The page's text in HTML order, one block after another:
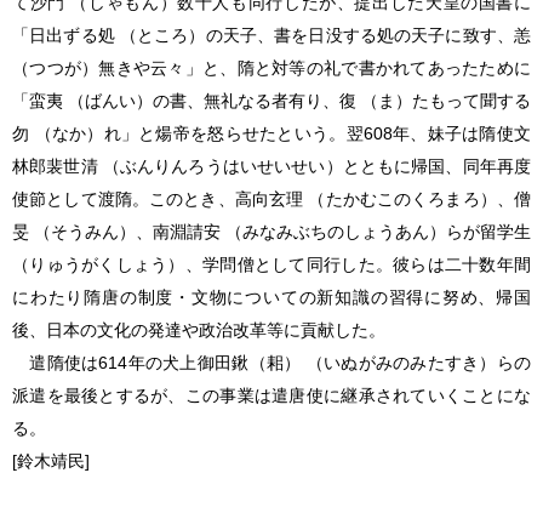
「日出ずる処 （ところ）の天子、書を日没する処の天子に致す、恙
（つつが）無きや云々」と、隋と対等の礼で書かれてあったために
「蛮夷 （ばんい）の書、無礼なる者有り、復 （ま）たもって聞する
勿 （なか）れ」と煬帝を怒らせたという。翌608年、妹子は隋使文
林郎裴世清 （ぶんりんろうはいせいせい）とともに帰国、同年再度
使節として渡隋。このとき、高向玄理 （たかむこのくろまろ）、僧
旻 （そうみん）、南淵請安 （みなみぶちのしょうあん）らが留学生
（りゅうがくしょう）、学問僧として同行した。彼らは二十数年間
にわたり隋唐の制度・文物についての新知識の習得に努め、帰国
後、日本の文化の発達や政治改革等に貢献した。
遣隋使は614年の犬上御田鍬（耜） （いぬがみのみたすき）らの
派遣を最後とするが、この事業は遣唐使に継承されていくことにな
る。
[鈴木靖民]